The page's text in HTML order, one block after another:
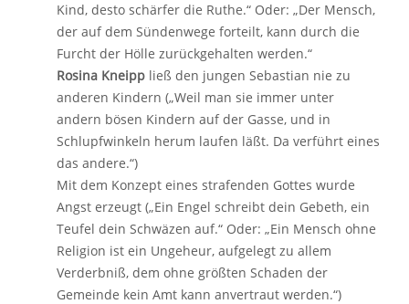
Kind, desto schärfer die Ruthe.“ Oder: „Der Mensch,
der auf dem Sündenwege forteilt, kann durch die
Furcht der Hölle zurückgehalten werden.“
Rosina Kneipp ließ den jungen Sebastian nie zu
anderen Kindern („Weil man sie immer unter
andern bösen Kindern auf der Gasse, und in
Schlupfwinkeln herum laufen läßt. Da verführt eines
das andere.“)
Mit dem Konzept eines strafenden Gottes wurde
Angst erzeugt („Ein Engel schreibt dein Gebeth, ein
Teufel dein Schwäzen auf.“ Oder: „Ein Mensch ohne
Religion ist ein Ungeheur, aufgelegt zu allem
Verderbniß, dem ohne größten Schaden der
Gemeinde kein Amt kann anvertraut werden.“)